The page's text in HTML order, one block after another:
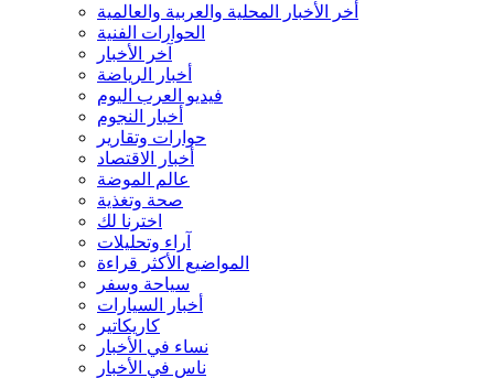
أخر الأخبار المحلية والعربية والعالمية
الحوارات الفنية
آخر الأخبار
أخبار الرياضة
فيديو العرب اليوم
أخبار النجوم
حوارات وتقارير
أخبار الاقتصاد
عالم الموضة
صحة وتغذية
اخترنا لك
آراء وتحليلات
المواضيع الأكثر قراءة
سياحة وسفر
أخبار السيارات
كاريكاتير
نساء في الأخبار
ناس في الأخبار